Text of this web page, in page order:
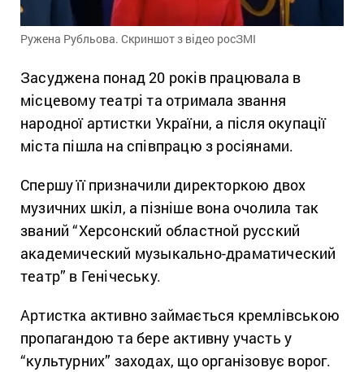
Ружена Рубльова. Скриншот з відео росЗМІ
Засуджена понад 20 років працювала в
місцевому театрі та отримала звання
народної артистки України, а після окупації
міста пішла на співпрацю з росіянами.
Спершу її призначили директоркою двох
музичних шкіл, а пізніше вона очолила так
званий “Херсонский областной русский
академический музыкально-драматический
театр” в Генічеську.
Артистка активно займається кремлівською
пропагандою та бере активну участь у
“культурних” заходах, що організовує ворог.